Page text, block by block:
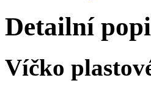
Detailní
Víčko